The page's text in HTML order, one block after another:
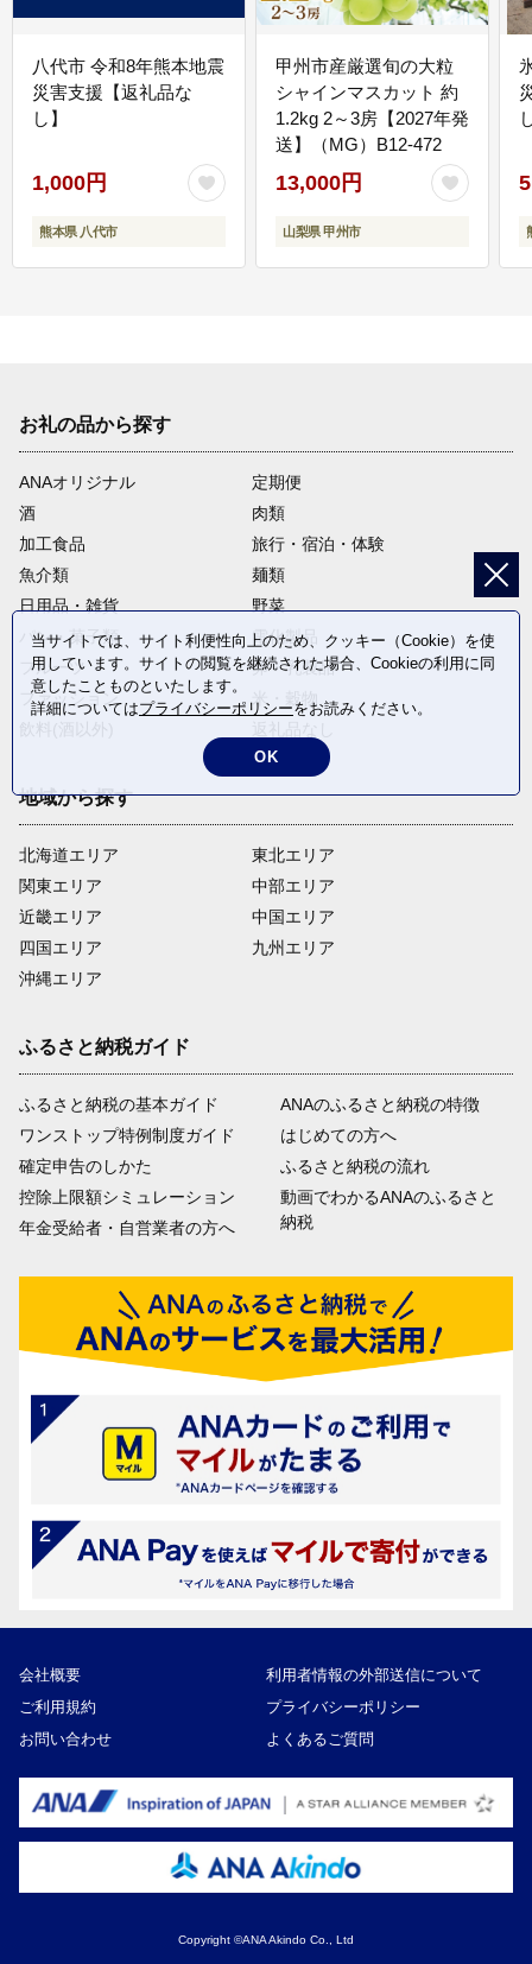
八代市 令和8年熊本地震
災害支援【返礼品な
し】
1,000円
熊本県 八代市
甲州市産厳選旬の大粒
シャインマスカット 約
1.2kg 2～3房【2027年発
送】（MG）B12-472
13,000円
山梨県 甲州市
お礼の品から探す
ANAオリジナル
定期便
酒
肉類
加工食品
旅行・宿泊・体験
魚介類
麺類
日用品・雑貨
野菜
パン・菓子類
電化製品
フルーツ
卵・乳製品
ファッション
米・穀物
地域から探す
北海道エリア
関東エリア
近畿エリア
四国エリア
沖縄エリア
東北エリア
中部エリア
中国エリア
九州エリア
ふるさと納税ガイド
ふるさと納税の基本ガイド
ワンストップ特例制度ガイド
確定申告のしかた
控除上限額シミュレーション
年金受給者・自営業者の方へ
ANAのふるさと納税の特徴
はじめての方へ
ふるさと納税の流れ
動画でわかるANAのふるさと
納税
会社概要
利用者情報の外部送信について
ご利用規約
プライバシーポリシー
お問い合わせ
よくあるご質問
Copyright ©ANA Akindo Co., Ltd
当サイトでは、サイト利便性向上のため、クッキー（Cookie）を使
用しています。サイトの閲覧を継続された場合、Cookieの利用に同
意したことものといたします。
詳細についてはプライバシーポリシーをお読みください。
OK